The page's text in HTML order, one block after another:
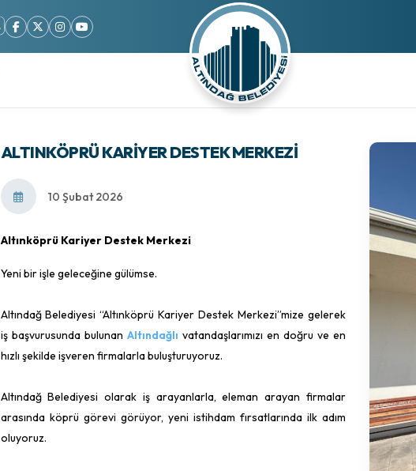
ALTINKÖPRÜ KARIYER DESTEK MERKEZI
10 Şubat 2026
Altınköprü Kariyer Destek Merkezi
Yeni bir işle geleceğine gülümse.
Altındağ Belediyesi “Altınköprü Kariyer Destek Merkezi”mize gelerek
iş başvurusunda bulunan Altındağlı vatandaşlarımızı en doğru ve en
hızlı şekilde işveren firmalarla buluşturuyoruz.
Altındağ Belediyesi olarak iş arayanlarla, eleman arayan firmalar
arasında köprü görevi görüyor, yeni istihdam fırsatlarında ilk adım
oluyoruz.